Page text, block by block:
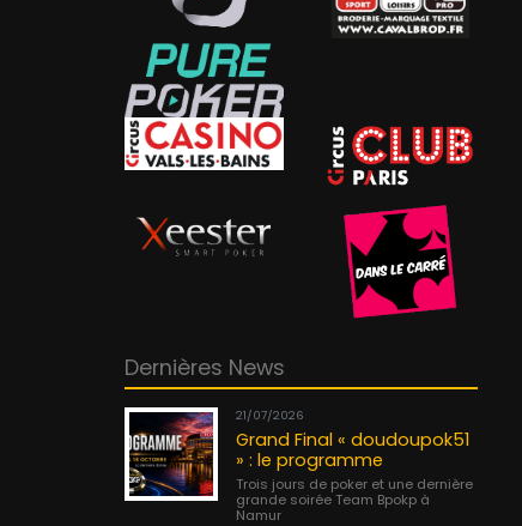
Dernières News
21/07/2026
Grand Final « doudoupok51
» : le programme
Trois jours de poker et une dernière
grande soirée Team Bpokp à
Namur